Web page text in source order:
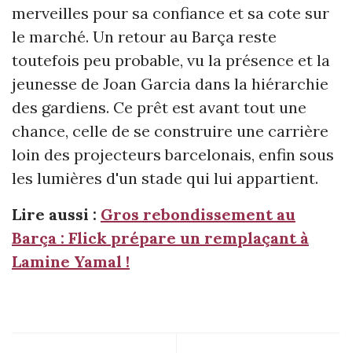
merveilles pour sa confiance et sa cote sur
le marché. Un retour au Barça reste
toutefois peu probable, vu la présence et la
jeunesse de Joan Garcia dans la hiérarchie
des gardiens. Ce prêt est avant tout une
chance, celle de se construire une carrière
loin des projecteurs barcelonais, enfin sous
les lumières d'un stade qui lui appartient.
Lire aussi : Gros rebondissement au
Barça : Flick prépare un remplaçant à
Lamine Yamal !